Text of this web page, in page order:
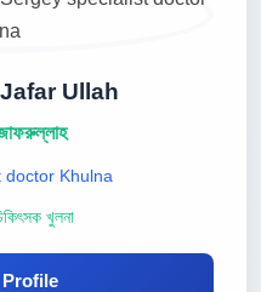
Ullah
doctor Khulna
খুলনা